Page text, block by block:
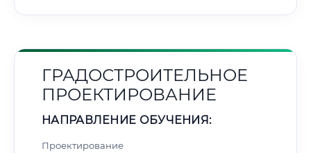
ГРАДОСТРОИТЕЛЬНОЕ
ПРОЕКТИРОВАНИЕ
НАПРАВЛЕНИЕ ОБУЧЕНИЯ:
Проектирование